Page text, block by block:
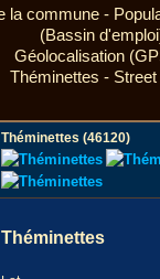
Théminettes (46120)
Théminettes